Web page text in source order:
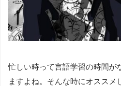
忙しい時って言語学習の時間が
ますよね。そんな時にオススメ